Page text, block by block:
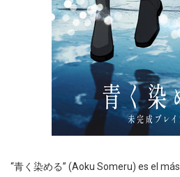
“青く染める” (Aoku Someru) es el